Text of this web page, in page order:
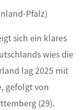
Pfalz)
sich ein klares
wies die
lag 2025 mit
gefolgt von
(29).